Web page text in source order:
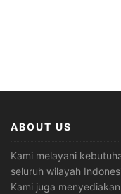
ABOUT US
Kami melayani
seluruh wilayah
Kami juga